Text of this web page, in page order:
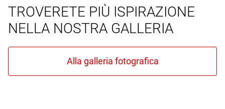
TROVERETE PIÙ ISPIRAZIONE
NELLA NOSTRA GALLERIA